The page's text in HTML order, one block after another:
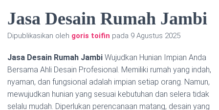
Jasa Desain Rumah Jambi
Dipublikasikan oleh goris toifin pada 9 Agustus 2025
Jasa Desain Rumah Jambi Wujudkan Hunian Impian Anda
Bersama Ahli Desain Profesional. Memiliki rumah yang indah,
nyaman, dan fungsional adalah impian setiap orang. Namun,
mewujudkan hunian yang sesuai kebutuhan dan selera tidak
selalu mudah. Diperlukan perencanaan matang, desain yang